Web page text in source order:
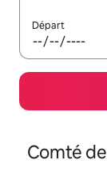
Départ
Comté